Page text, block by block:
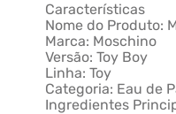
Características
Nome do Produto:
Marca: Moschino
Versão: Toy Boy
Linha: Toy
Categoria: Eau de
Ingredientes